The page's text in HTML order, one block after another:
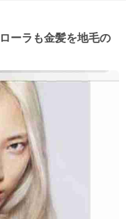
ーラも金髪を地毛の